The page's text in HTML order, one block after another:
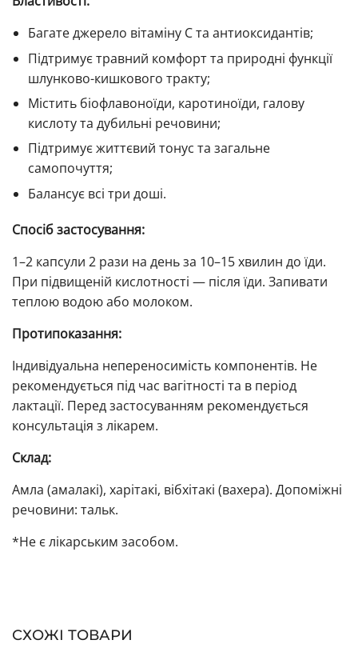
Багате джерело вітаміну C та антиоксидантів;
Підтримує травний комфорт та природні функції
шлунково-кишкового тракту;
Містить біофлавоноїди, каротиноїди, галову
кислоту та дубильні речовини;
Підтримує життєвий тонус та загальне
самопочуття;
Балансує всі три доші.
Спосіб застосування:
1–2 капсули 2 рази на день за 10–15 хвилин до їди.
При підвищеній кислотності — після їди. Запивати
теплою водою або молоком.
Протипоказання:
Індивідуальна непереносимість компонентів. Не
рекомендується під час вагітності та в період
лактації. Перед застосуванням рекомендується
консультація з лікарем.
Склад:
Амла (амалакі), харітакі, вібхітакі (вахера). Допоміжні
речовини: тальк.
*Не є лікарським засобом.
СХОЖІ ТОВАРИ